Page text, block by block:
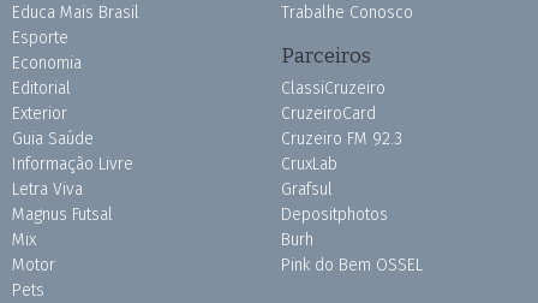
Educa Mais Brasil
Esporte
Economia
Editorial
Exterior
Guia Saúde
Informação Livre
Letra Viva
Magnus Futsal
Mix
Motor
Pets
Trabalhe Conosco
Parceiros
ClassiCruzeiro
CruzeiroCard
Cruzeiro FM 92.3
CruxLab
Grafsul
Depositphotos
Burh
Pink do Bem OSSEL